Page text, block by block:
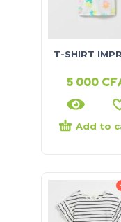
T-SHIRT
5 000
Add to